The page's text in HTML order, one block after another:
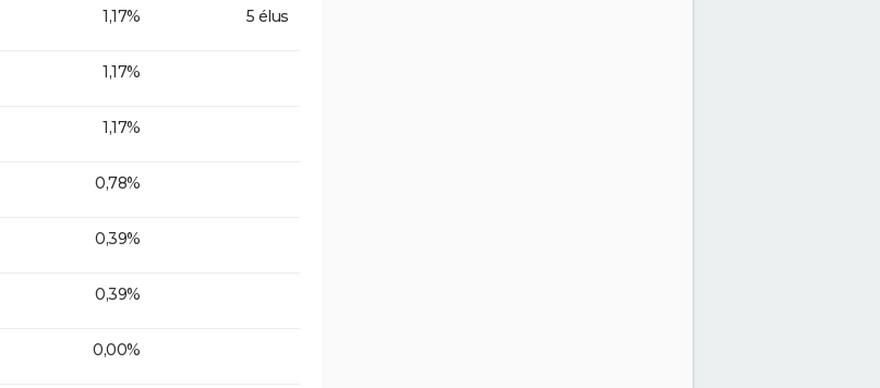
1,17% 5 élus
1,17%
1,17%
0,78%
0,39%
0,39%
0,00%